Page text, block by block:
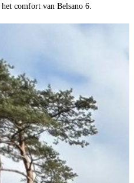
comfort van Belsano 6.